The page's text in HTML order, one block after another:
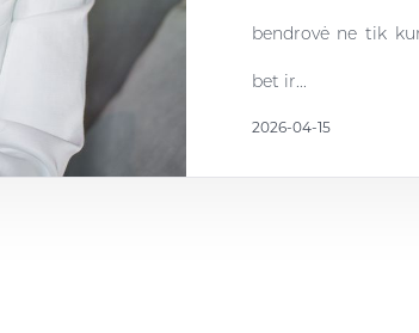
bendrovė ne tik
bet ir...
2026-04-15